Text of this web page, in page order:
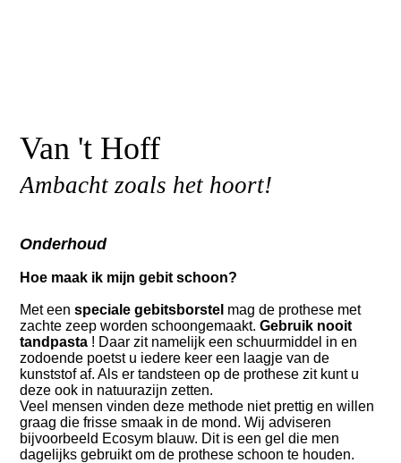
Van 't Hoff
Ambacht zoals het hoort!
Onderhoud
Hoe maak ik mijn gebit schoon?
Met eenspeciale gebitsborstel mag de prothese met
zachte zeep worden schoongemaakt.Gebruik nooit
tandpasta ! Daar zit namelijk een schuurmiddel in en
zodoende poetst u iedere keer een laagje van de
kunststof af. Als er tandsteen op de prothese zit kunt u
deze ook in natuurazijn zetten.
Veel mensen vinden deze methode niet prettig en willen
graag die frisse smaak in de mond. Wij adviseren
bijvoorbeeld Ecosym blauw. Dit is een gel die men
dagelijks gebruikt om de prothese schoon te houden.